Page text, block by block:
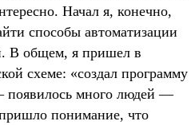
Начал я, конечно,
способы автоматизации
В общем, я пришел в
схеме: «создал программу
появилось много людей —
понимание, что